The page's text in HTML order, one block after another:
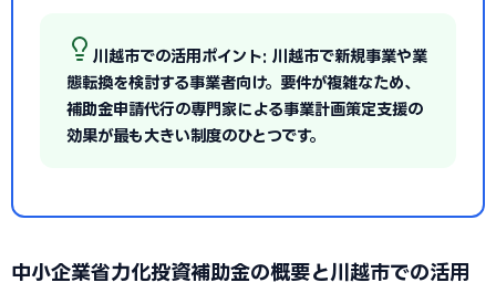
川越市での活用ポイント: 川越市で新規事業や業
態転換を検討する事業者向け。要件が複雑なため、
補助金申請代行の専門家による事業計画策定支援の
効果が最も大きい制度のひとつです。
中小企業省力化投資補助金の概要と川越市での活用